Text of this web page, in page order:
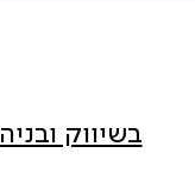
בשיווק ובניה